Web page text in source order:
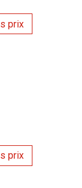
prix
prix